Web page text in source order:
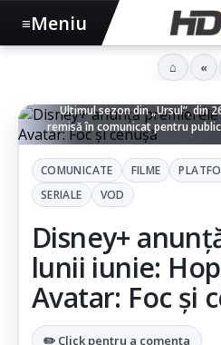
Ultimul sezon din „Ursul”, din
remisă în comunicat pentru
COMUNICATE FILME
SERIALE
VOD
Disney+
lunii iunie:
Avatar: Foc și
✏️ Click pentru a comenta
≡Meniu
⌂ «